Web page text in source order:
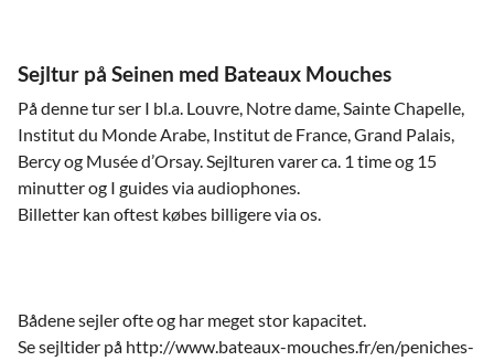
Sejltur på Seinen med Bateaux Mouches
På denne tur ser I bl.a. Louvre, Notre dame, Sainte Chapelle,
Institut du Monde Arabe, Institut de France, Grand Palais,
Bercy og Musée d’Orsay. Sejlturen varer ca. 1 time og 15
minutter og I guides via audiophones.
Billetter kan oftest købes billigere via os.
Bådene sejler ofte og har meget stor kapacitet.
Se sejltider på http://www.bateaux-mouches.fr/en/peniches-